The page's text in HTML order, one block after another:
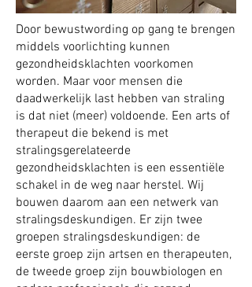
Door bewustwording op gang te brengen
middels voorlichting kunnen
gezondheidsklachten voorkomen
worden. Maar voor mensen die
daadwerkelijk last hebben van straling
is dat niet (meer) voldoende. Een arts of
therapeut die bekend is met
stralingsgerelateerde
gezondheidsklachten is een essentiële
schakel in de weg naar herstel. Wij
bouwen daarom aan een netwerk van
stralingsdeskundigen. Er zijn twee
groepen stralingsdeskundigen: de
eerste groep zijn artsen en therapeuten,
de tweede groep zijn bouwbiologen en